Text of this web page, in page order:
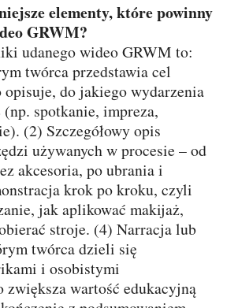
GRWM?
udanego wideo GRWM to:
twórca przedstawia cel
do jakiego wydarzenia
spotkanie, impreza,
(2) Szczegółowy opis
używanych w procesie – od
akcesoria, po ubrania i
krok po kroku, czyli
jak aplikować makijaż,
stroje. (4) Narracja lub
twórca dzieli się
i osobistymi
zwiększa wartość edukacyjną